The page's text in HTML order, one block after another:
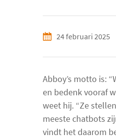
24 februari 2025
Abboy’s motto is:
en bedenk vooraf
weet hij. “Ze
meeste chatbots
vindt het daarom